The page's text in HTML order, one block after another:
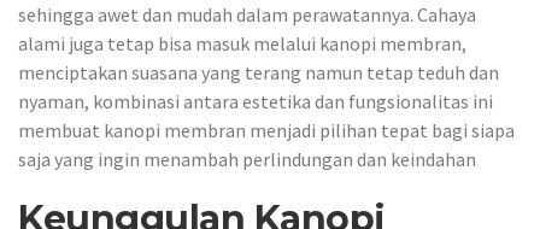
sehingga awet dan mudah dalam perawatannya. Cahaya
alami juga tetap bisa masuk melalui kanopi membran,
menciptakan suasana yang terang namun tetap teduh dan
nyaman, kombinasi antara estetika dan fungsionalitas ini
membuat kanopi membran menjadi pilihan tepat bagi siapa
saja yang ingin menambah perlindungan dan keindahan
Keunggulan Kanopi